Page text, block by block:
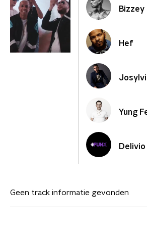
Bizzey
Hef
Yung
Delivio
Geen track informatie gevonden